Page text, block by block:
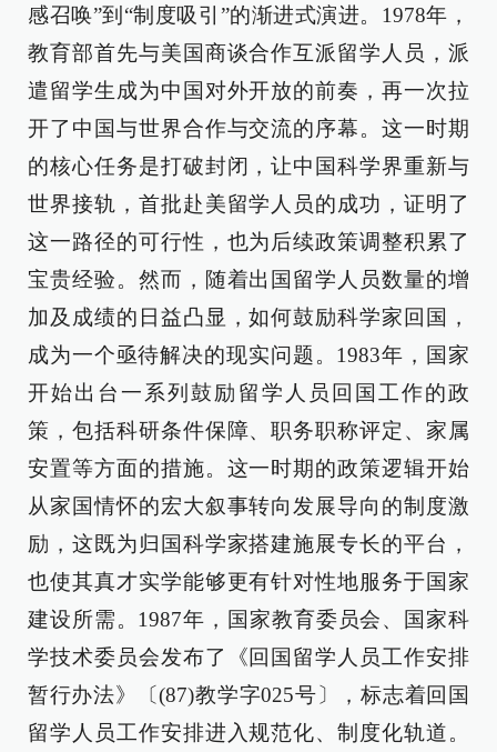
感召唤”到“制度吸引”的渐进式演进。1978年，
教育部首先与美国商谈合作互派留学人员，派
遣留学生成为中国对外开放的前奏，再一次拉
开了中国与世界合作与交流的序幕。这一时期
的核心任务是打破封闭，让中国科学界重新与
世界接轨，首批赴美留学人员的成功，证明了
这一路径的可行性，也为后续政策调整积累了
宝贵经验。然而，随着出国留学人员数量的增
加及成绩的日益凸显，如何鼓励科学家回国，
成为一个亟待解决的现实问题。1983年，国家
开始出台一系列鼓励留学人员回国工作的政
策，包括科研条件保障、职务职称评定、家属
安置等方面的措施。这一时期的政策逻辑开始
从家国情怀的宏大叙事转向发展导向的制度激
励，这既为归国科学家搭建施展专长的平台，
也使其真才实学能够更有针对性地服务于国家
建设所需。1987年，国家教育委员会、国家科
学技术委员会发布了《回国留学人员工作安排
暂行办法》〔(87)教学字025号〕，标志着回国
留学人员工作安排进入规范化、制度化轨道。